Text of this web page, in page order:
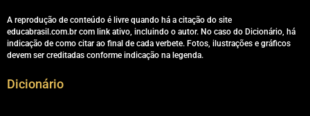
A reprodução de conteúdo é livre quando há a citação do site
educabrasil.com.br com link ativo, incluindo o autor. No caso do Dicionário, há
indicação de como citar ao final de cada verbete. Fotos, ilustrações e gráficos
devem ser creditadas conforme indicação na legenda.
Dicionário